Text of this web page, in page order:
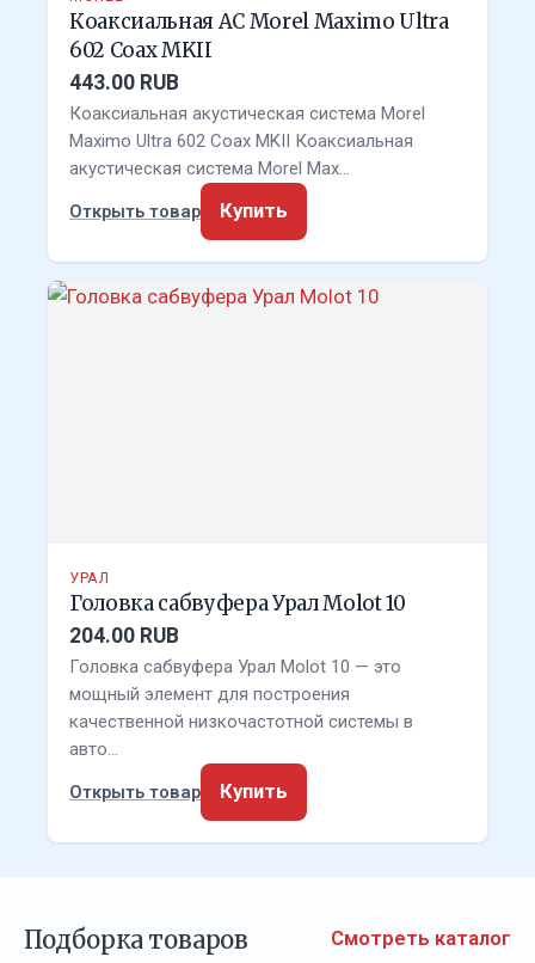
Коаксиальная АС Morel Maximo Ultra
602 Coax MKII
443.00 RUB
Коаксиальная акустическая система Morel
Maximo Ultra 602 Coax MKII Коаксиальная
акустическая система Morel Max…
Открыть товар
Купить
УРАЛ
Головка сабвуфера Урал Molot 10
204.00 RUB
Головка сабвуфера Урал Molot 10 — это
мощный элемент для построения
качественной низкочастотной системы в
авто…
Открыть товар
Купить
Подборка товаров Смотреть каталог